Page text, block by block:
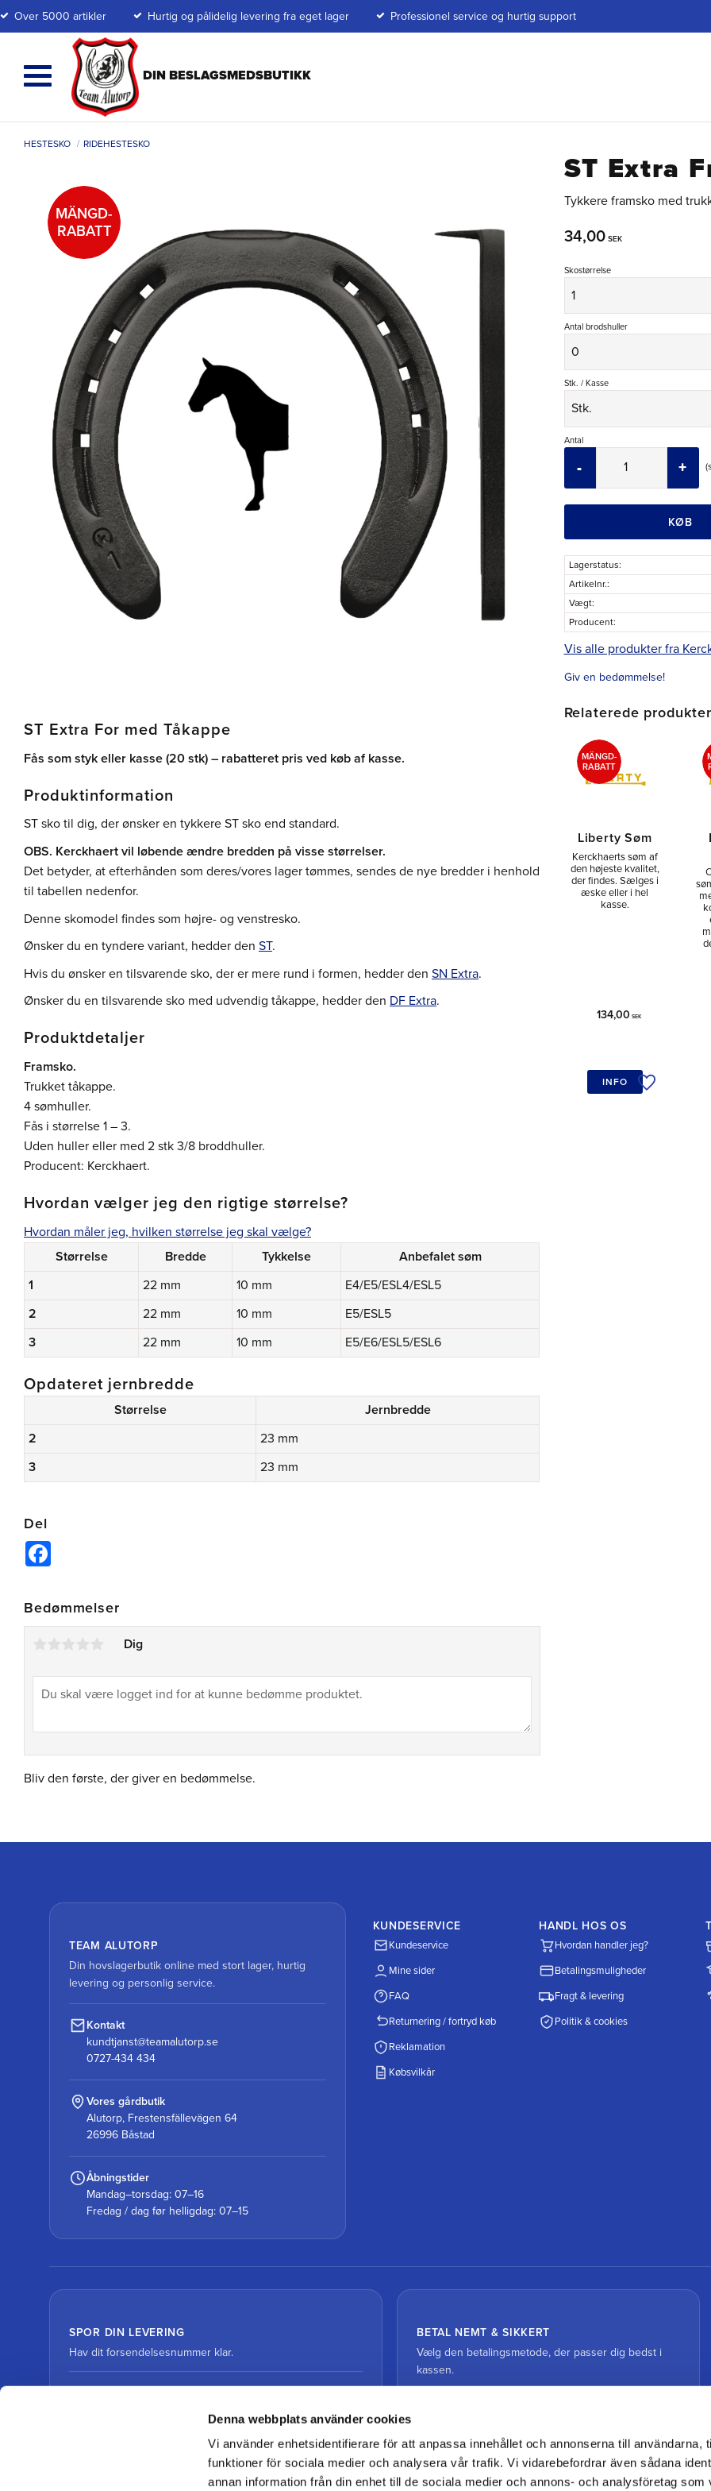
Denna webbplats använder cookies
Vi använder enhetsidentifierare för att anpassa innehållet och annonserna till användarna,
funktioner för sociala medier och analysera vår trafik. Vi vidarebefordrar även sådana
annan information från din enhet till de sociala medier och annons- och analysföretag som
Over 5000 artikler Hurtig og pålidelig levering fra eget lager Professionel service og hurtig support
HESTESKO RIDEHESTESKO
ST Extra
Tykkere framsko med
MÄNGD-
RABATT
34,00SEK
Skostørrelse
Antal brodshuller
Stk. / Kasse
Antal
+
-
KØB
Lagerstatus
Artikelnr.
Vægt
Producent
Vis alle produkter fra
Giv en bedømmelse!
ST Extra For med Tåkappe
Fås som styk eller kasse (20 stk) – rabatteret pris ved køb af kasse.
Produktinformation
ST sko til dig, der ønsker en tykkere ST sko end standard.
OBS. Kerckhaert vil løbende ændre bredden på visse størrelser.
Det betyder, at efterhånden som deres/vores lager tømmes, sendes de nye bredder i henhold
til tabellen nedenfor.
Denne skomodel findes som højre- og venstresko.
Ønsker du en tyndere variant, hedder den ST.
Hvis du ønsker en tilsvarende sko, der er mere rund i formen, hedder den SN Extra.
Ønsker du en tilsvarende sko med udvendig tåkappe, hedder den DF Extra.
Produktdetaljer
Framsko.
Trukket tåkappe.
4 sømhuller.
Fås i størrelse 1 – 3.
Uden huller eller med 2 stk 3/8 broddhuller.
Producent: Kerckhaert.
Hvordan vælger jeg den rigtige størrelse?
Hvordan måler jeg, hvilken størrelse jeg skal vælge?
Størrelse
Bredde Tykkelse
Anbefalet søm
1
22 mm 10 mm
E4/E5/ESL4/ESL5
2
22 mm 10 mm
E5/ESL5
3
22 mm 10 mm E5/E6/ESL5/ESL6
Opdateret jernbredde
Størrelse
Jernbredde
2
23 mm
3
23 mm
Relaterede produkter
Liberty Søm
Kerckhaerts søm af
den højeste kvalitet,
der findes. Sælges i
æske eller i hel
kasse.
134,00 SEK
MÄNGD-
RABATT
Tilføj til
INFO
Del
Bedømmelser
Dig
Bliv den første, der giver en bedømmelse.
TEAM ALUTORP
Din hovslagerbutik online med stort lager, hurtig
levering og personlig service.
Kontakt
kundtjanst@teamalutorp.se
0727-434 434
Vores gårdbutik
Alutorp, Frestensfällevägen 64
26996 Båstad
Åbningstider
Mandag–torsdag: 07–16
Fredag / dag før helligdag: 07–15
KUNDESERVICE
Kundeservice
Mine sider
FAQ
Returnering / fortryd køb
Reklamation
Købsvilkår
HANDL HOS OS
Hvordan handler jeg?
Betalingsmuligheder
Fragt & levering
Politik & cookies
SPOR DIN LEVERING
Hav dit forsendelsesnummer klar.
Spor pakke med DSV
BETAL NEMT & SIKKERT
Vælg den betalingsmetode, der passer dig bedst i
kassen.